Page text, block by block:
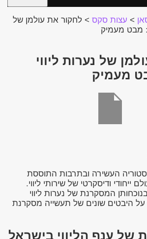
> עצות סקס > לחקור את עולמן של
מבט מעמיק
של נערות ליווי
מעמיק
העשירה ובתרבות התוססת
ודיסקרטי של שירותי ליווי.
המסקרנת של נערות ליווי
על היבטים שונים של תעשייה מסקרנת
של ענף הליווי בישראל